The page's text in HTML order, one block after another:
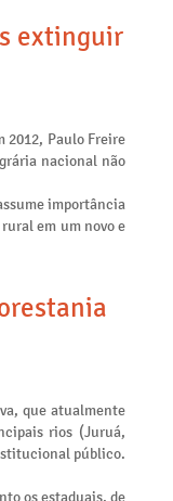
extinguir
2012, Paulo Freire
nacional não
importância
em um novo e
que atualmente
rios (Juruá,
público.
os estaduais, de